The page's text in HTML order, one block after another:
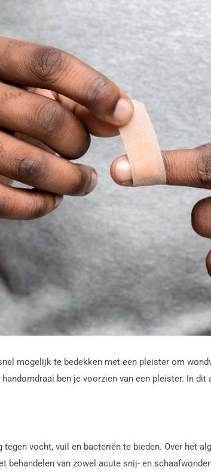
mogelijk te bedekken met een pleister om
ben je voorzien van een pleister. In
vocht, vuil en bacteriën te bieden. Over het
van zowel acute snij- en